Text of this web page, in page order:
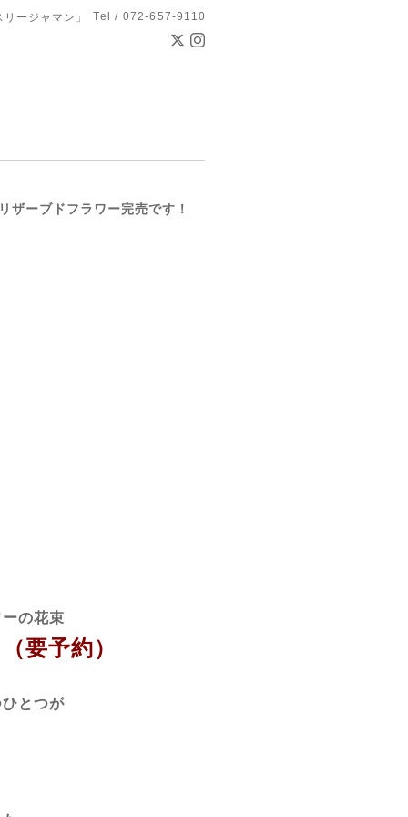
ージャマン」 Tel / 072-657-9110
ザーブドフラワー完売です！
の花束
要予約）
とつが